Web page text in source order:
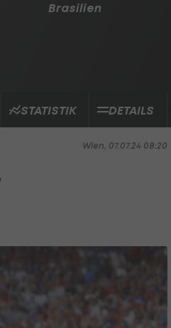
Brasilien
STATISTIK DETAILS
Wien, 07.07.24 08:20